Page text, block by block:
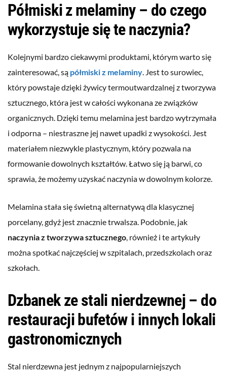
Półmiski z melaminy – do czego
wykorzystuje się te naczynia?
Kolejnymi bardzo ciekawymi produktami, którym warto się
zainteresować, są półmiski z melaminy. Jest to surowiec,
który powstaje dzięki żywicy termoutwardzalnej z tworzywa
sztucznego, która jest w całości wykonana ze związków
organicznych. Dzięki temu melamina jest bardzo wytrzymała
i odporna – niestraszne jej nawet upadki z wysokości. Jest
materiałem niezwykle plastycznym, który pozwala na
formowanie dowolnych kształtów. Łatwo się ją barwi, co
sprawia, że możemy uzyskać naczynia w dowolnym kolorze.
Melamina stała się świetną alternatywą dla klasycznej
porcelany, gdyż jest znacznie trwalsza. Podobnie, jak
naczynia z tworzywa sztucznego, również i te artykuły
można spotkać najczęściej w szpitalach, przedszkolach oraz
szkołach.
Dzbanek ze stali nierdzewnej – do
restauracji bufetów i innych lokali
gastronomicznych
Stal nierdzewna jest jednym z najpopularniejszych